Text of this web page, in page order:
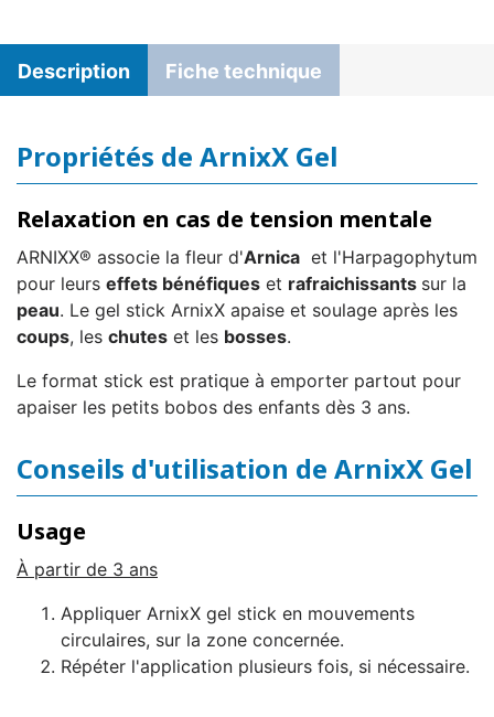
Description Fiche technique
Propriétés de ArnixX Gel
Relaxation en cas de tension mentale
ARNIXX® associe la fleur d'Arnica et l'Harpagophytum
pour leurs effets bénéfiques et rafraichissants sur la
peau. Le gel stick ArnixX apaise et soulage après les
coups, les chutes et les bosses.
Le format stick est pratique à emporter partout pour
apaiser les petits bobos des enfants dès 3 ans.
Conseils d'utilisation de ArnixX Gel
Usage
À partir de 3 ans
Appliquer ArnixX gel stick en mouvements
circulaires, sur la zone concernée.
Répéter l'application plusieurs fois, si nécessaire.